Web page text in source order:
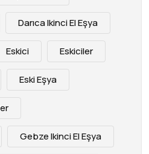
Darıca Ikinci El Eşya
Eskici Eskiciler
Eski Eşya
Gebze Ikinci El Eşya